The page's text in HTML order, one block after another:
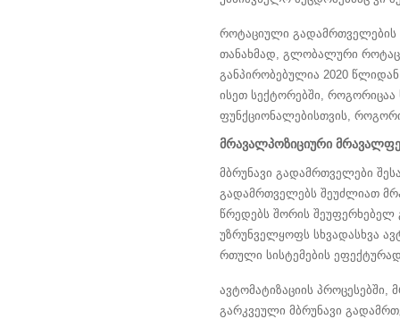
როტაციული გადამრთველების
თანახმად, გლობალური
განპირობებულია 2020
ისეთ სექტორებში, როგორიცაა
ფუნქციონალებისთვის,
მრავალპოზიციური
მბრუნავი გადამრთველები
გადამრთველებს შეუძლიათ
წრედებს შორის შეუფერხებელ
უზრუნველყოფს სხვადასხვა
რთული სისტემების
ავტომატიზაციის
გარკვეული მბრუნავი